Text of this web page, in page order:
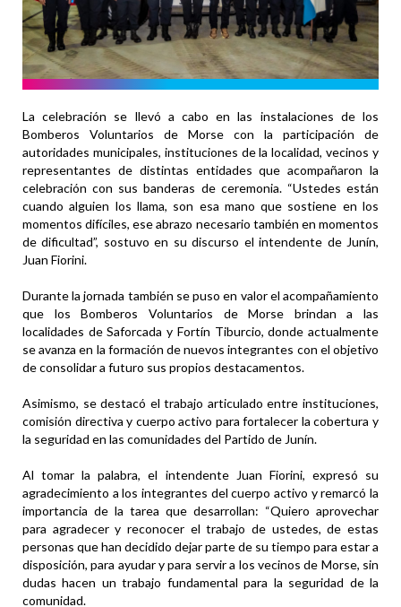
La celebración se llevó a cabo en las instalaciones de los
Bomberos Voluntarios de Morse con la participación de
autoridades municipales, instituciones de la localidad, vecinos y
representantes de distintas entidades que acompañaron la
celebración con sus banderas de ceremonia. “Ustedes están
cuando alguien los llama, son esa mano que sostiene en los
momentos difíciles, ese abrazo necesario también en momentos
de dificultad”, sostuvo en su discurso el intendente de Junín,
Juan Fiorini.
Durante la jornada también se puso en valor el acompañamiento
que los Bomberos Voluntarios de Morse brindan a las
localidades de Saforcada y Fortín Tiburcio, donde actualmente
se avanza en la formación de nuevos integrantes con el objetivo
de consolidar a futuro sus propios destacamentos.
Asimismo, se destacó el trabajo articulado entre instituciones,
comisión directiva y cuerpo activo para fortalecer la cobertura y
la seguridad en las comunidades del Partido de Junín.
Al tomar la palabra, el intendente Juan Fiorini, expresó su
agradecimiento a los integrantes del cuerpo activo y remarcó la
importancia de la tarea que desarrollan: “Quiero aprovechar
para agradecer y reconocer el trabajo de ustedes, de estas
personas que han decidido dejar parte de su tiempo para estar a
disposición, para ayudar y para servir a los vecinos de Morse, sin
dudas hacen un trabajo fundamental para la seguridad de la
comunidad.